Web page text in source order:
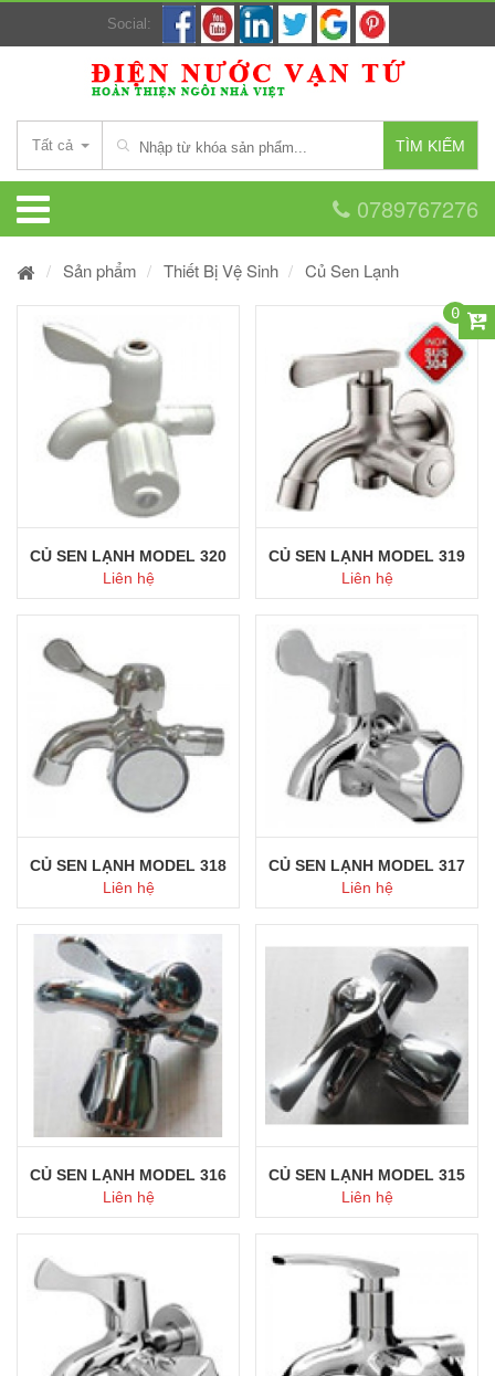
Social:
TÌM KIẾM
Tất cả
0
0789767276
Sản phẩm Thiết Bị Vệ Sinh Củ Sen Lạnh
Mua ngay
CỦ SEN LẠNH MODEL 320
Liên hệ
Mua ngay
CỦ SEN LẠNH MODEL 319
Liên hệ
Mua ngay
CỦ SEN LẠNH MODEL 318
Liên hệ
Mua ngay
CỦ SEN LẠNH MODEL 317
Liên hệ
Mua ngay
CỦ SEN LẠNH MODEL 316
Liên hệ
Mua ngay
CỦ SEN LẠNH MODEL 315
Liên hệ